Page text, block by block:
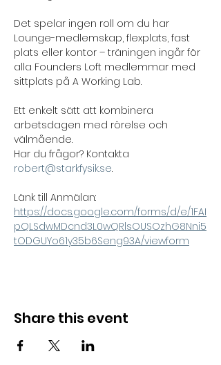
Det spelar ingen roll om du har
Lounge-medlemskap, flexplats, fast
plats eller kontor – träningen ingår för
alla Founders Loft medlemmar med
sittplats på A Working Lab.
Ett enkelt sätt att kombinera
arbetsdagen med rörelse och
välmående.
Har du frågor? Kontakta
robert@starkfysik.se.
Länk till Anmälan:
https://docs.google.com/forms/d/e/1FAI
pQLSdwMDcnd3L0wQRlsOUSOzhG8Nni5
tODGUYo61y35b6Seng93A/viewform
Share this event